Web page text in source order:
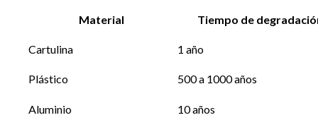
Material Tiempo de
Cartulina 1 año
Plástico 500 a 1000 años
Aluminio 10 años